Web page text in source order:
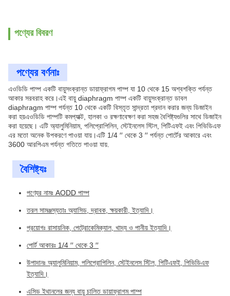
পণ্যের বিবরণ
পণ্যের বর্ণনাঃ
এওডিডি পাম্প একটি বায়ুসংক্রান্ত ডায়াফ্রাগম পাম্প যা 10 থেকে 15 অশ্বশক্তি পর্যন্ত
আকার সরবরাহ করে।এই বায়ু diaphragm পাম্প একটি বায়ুসংক্রান্ত ডাবল
diaphragm পাম্প পর্যন্ত 10 থেকে একটি বিস্তৃত সান্দ্রতা প্রদান করার জন্য ডিজাইন
করা হয়এওডিডি পাম্পটি কমপ্যাক্ট, হালকা ও রক্ষণাবেক্ষণ করা সহজ বৈশিষ্ট্যগুলির সাথে ডিজাইন
করা হয়েছে। এটি অ্যালুমিনিয়াম, পলিপ্রোপিলিন, স্টেইনলেস স্টিল, পিটিএফই এবং পিভিডিএফ
এর মতো অনেক উপকরণে পাওয়া যায়।এটি 1/4 ′′ থেকে 3 ′′ পর্যন্ত পোর্টের আকারে এবং
3600 আরপিএম পর্যন্ত গতিতে পাওয়া যায়.
বৈশিষ্ট্যঃ
পণ্যের নামঃ AODD পাম্প
তরল সামঞ্জস্যতাঃ অ্যাসিড, দ্রাবক, ক্ষয়কারী, ইত্যাদি।
প্রয়োগঃ রাসায়নিক, পেট্রোকেমিক্যাল, খাদ্য ও পানীয় ইত্যাদি।
পোর্ট আকারঃ 1/4 ′′ থেকে 3 ′′
উপাদানঃ অ্যালুমিনিয়াম, পলিপ্রোপিলিন, স্টেইনলেস স্টিল, পিটিএফই, পিভিডিএফ
ইত্যাদি।
এসিড ইথানলের জন্য বায়ু চালিত ডায়াফ্রাগম পাম্প